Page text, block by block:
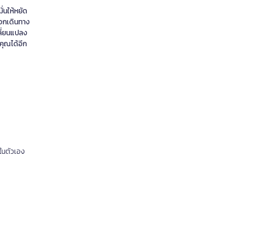
นให้หยัด
กเดินทาง
ยนแปลง
คุณได้อีก
ตัวเอง